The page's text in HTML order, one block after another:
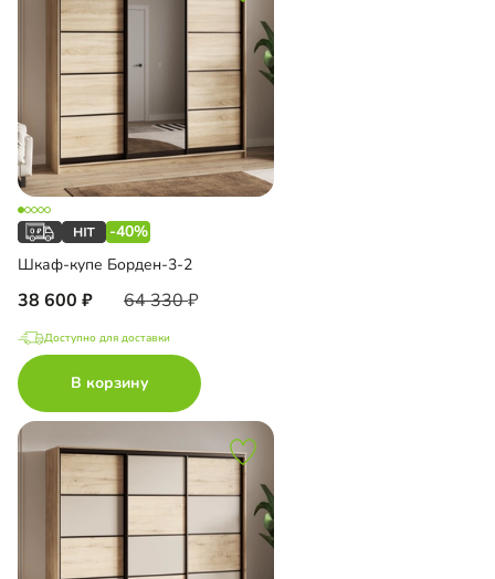
-40%
Шкаф-купе Борден-3-2
38 600 64 330
Доступно для доставки
В корзину